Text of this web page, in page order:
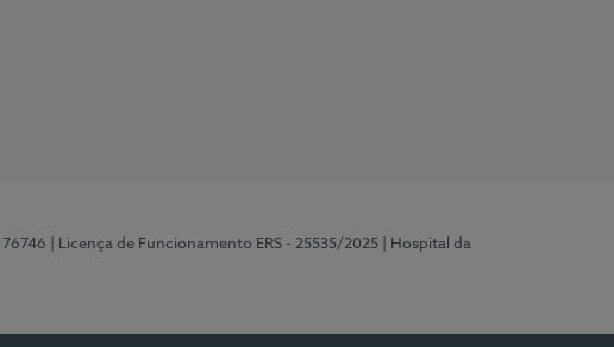
| Licença de Funcionamento ERS - 25535/2025
| Hospital da